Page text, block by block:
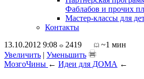
Фаблабов и прочих
Мастер-классы для
Контакты
13.10.2012 9:08
2419
~1 мин
Увеличить | Уменьшить
МозгоЧины ← Идеи для ДОМА ←